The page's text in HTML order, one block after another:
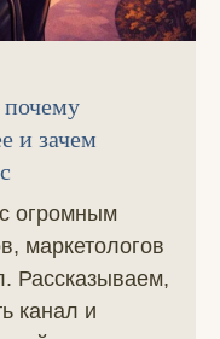
почему
и зачем
огромным
маркетологов
Рассказываем,
канал и